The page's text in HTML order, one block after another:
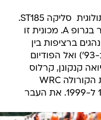
לצידה תעמוד עוד מכונית מיתולוגית  סליקה ST185.
אותה ניווטו בימים בטוחים יותר בגרופ A. מכונית זו
ברציפות בין
1992 ל-1994 (כולל יצרניות ב-93') ואל הפודיום
קנקונן, קרלוס
סיינז, ודידיה אוריול. עוד נוכחת הקורולה WRC
שרשמה 25 פודיומים בין 1997 ל-1999. את העבר